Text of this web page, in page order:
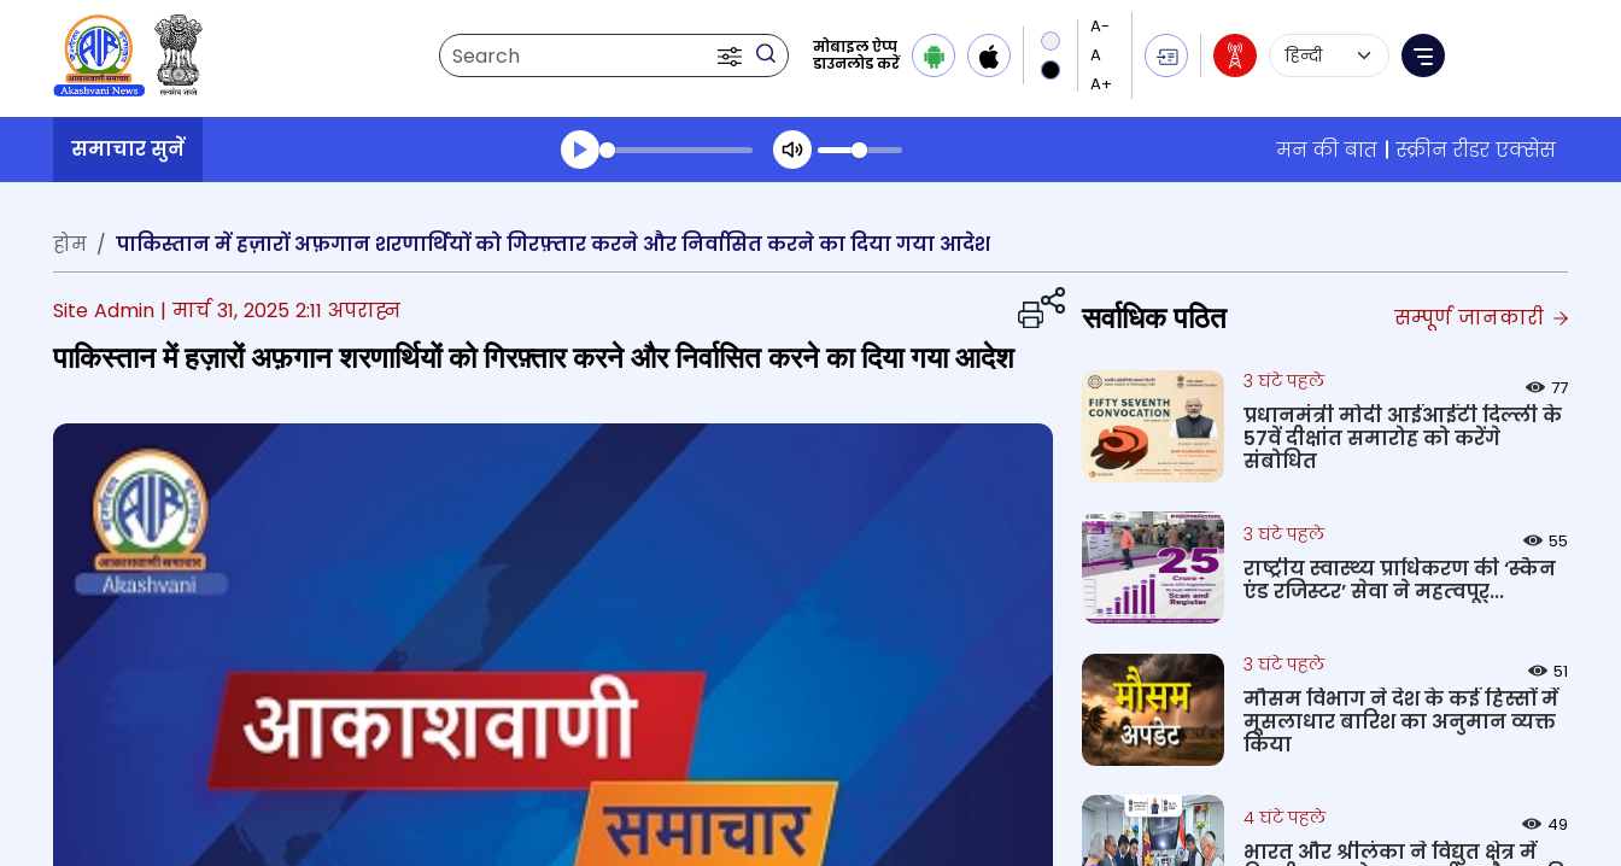
Search
मोबाइल ऐप्प
डाउनलोड करें
Language Selection
Menu
समाचार सुनें मन की बात
स्क्रीन रीडर एक्सेस
Transcript summary
होम
पाकिस्तान में हज़ारों अफ़गान शरणार्थियों को गिरफ़्तार करने और निर्वासित करने का दिया गया आदेश
Site Admin | मार्च 31, 2025 2:11 अपराह्न
पाकिस्तान में हज़ारों अफ़गान शरणार्थियों को गिरफ़्तार करने और निर्वासित करने का दिया गया आदेश
सर्वाधिक पठित सम्पूर्ण जानकारी
3 घंटे पहले 77
प्रधानमंत्री मोदी आईआईटी दिल्ली के
57वें दीक्षांत समारोह को करेंगे
संबोधित
3 घंटे पहले 55
राष्‍ट्रीय स्‍वास्‍थ्‍य प्राधिकरण की ‘स्कैन
एंड रजिस्टर’ सेवा ने महत्‍वपूर्...
3 घंटे पहले 51
मौसम विभाग ने देश के कई हिस्सों में
मूसलाधार बारिश का अनुमान व्यक्त
किया
4 घंटे पहले 49
भारत और श्रीलंका ने विद्युत क्षेत्र में